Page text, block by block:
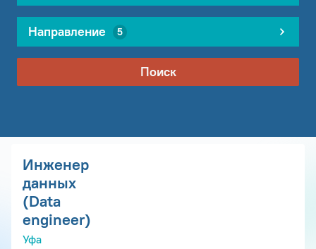
Направление 5
Поиск
Инженер
данных
(Data
engineer)
Уфа